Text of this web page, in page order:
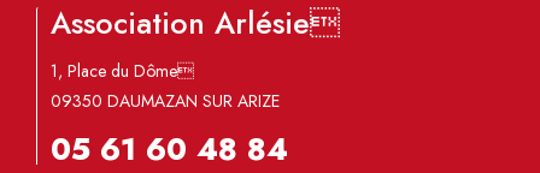
Association Arlésie
1, Place du Dôme
09350 DAUMAZAN SUR ARIZE
05 61 60 48 84